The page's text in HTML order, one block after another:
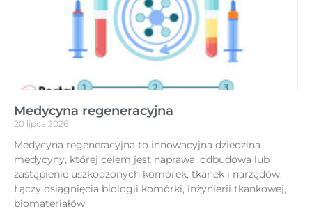
Medycyna regeneracyjna
20 lipca 2026
Medycyna regeneracyjna to innowacyjna dziedzina
medycyny, której celem jest naprawa, odbudowa lub
zastąpienie uszkodzonych komórek, tkanek i narządów.
Łączy osiągnięcia biologii komórki, inżynierii tkankowej,
biomateriałów